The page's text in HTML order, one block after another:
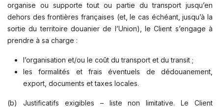
organise ou supporte tout ou partie du transport jusqu’en
dehors des frontières françaises (et, le cas échéant, jusqu’à la
sortie du territoire douanier de l’Union), le Client s’engage à
prendre à sa charge :
l’organisation et/ou le coût du transport et du transit ;
les formalités et frais éventuels de dédouanement,
export, documents et taxes locales.
(b) Justificatifs exigibles – liste non limitative. Le Client